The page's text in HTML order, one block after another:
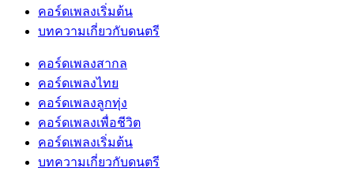
คอร์ดเพลงเริ่มต้น
บทความเกี่ยวกับดนตรี
คอร์ดเพลงสากล
คอร์ดเพลงไทย
คอร์ดเพลงลูกทุ่ง
คอร์ดเพลงเพื่อชีวิต
คอร์ดเพลงเริ่มต้น
บทความเกี่ยวกับดนตรี